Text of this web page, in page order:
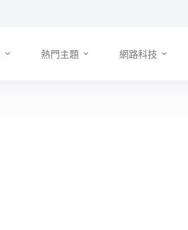
熱門主題 網路科技